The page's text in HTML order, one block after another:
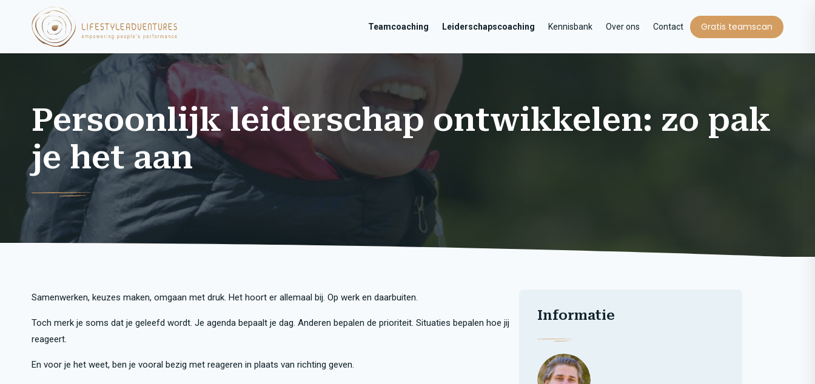
Teamcoaching Leiderschapscoaching Kennisbank Over ons Contact Gratis teamscan
Persoonlijk leiderschap ontwikkelen: zo pak
je het aan
Samenwerken, keuzes maken, omgaan met druk. Het hoort er allemaal bij. Op werk en daarbuiten.
Toch merk je soms dat je geleefd wordt. Je agenda bepaalt je dag. Anderen bepalen de prioriteit. Situaties bepalen hoe jij
reageert.
En voor je het weet, ben je vooral bezig met reageren in plaats van richting geven.
Informatie